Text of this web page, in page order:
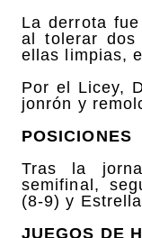
La derrota
al tolerar
ellas limpias,
Por el Licey,
jonrón y
POSICIONES
Tras la
semifinal,
(8-9) y
JUEGOS DE